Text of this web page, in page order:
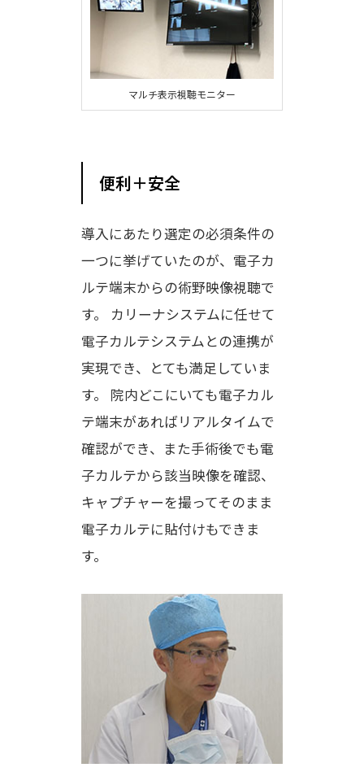
マルチ表示視聴モニター
便利＋安全
導入にあたり選定の必須条件の
一つに挙げていたのが、電子カ
ルテ端末からの術野映像視聴で
す。 カリーナシステムに任せて
電子カルテシステムとの連携が
実現でき、とても満足していま
す。 院内どこにいても電子カル
テ端末があればリアルタイムで
確認ができ、また手術後でも電
子カルテから該当映像を確認、
キャプチャーを撮ってそのまま
電子カルテに貼付けもできま
す。